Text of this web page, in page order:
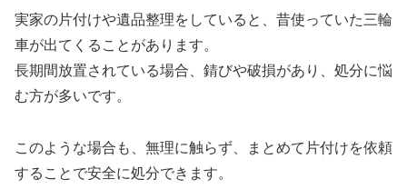
実家の片付けや遺品整理をしていると、昔使っていた三輪
車が出てくることがあります。
長期間放置されている場合、錆びや破損があり、処分に悩
む方が多いです。
このような場合も、無理に触らず、まとめて片付けを依頼
することで安全に処分できます。